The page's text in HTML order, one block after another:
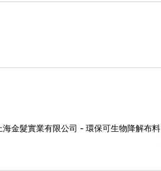
金髮實業有限公司 - 環保可生物降解布料